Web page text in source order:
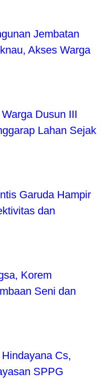
Jembatan
Akses Warga
Dusun III
Lahan Sejak
Garuda Hampir
dan
Korem
Seni dan
Cs,
SPPG